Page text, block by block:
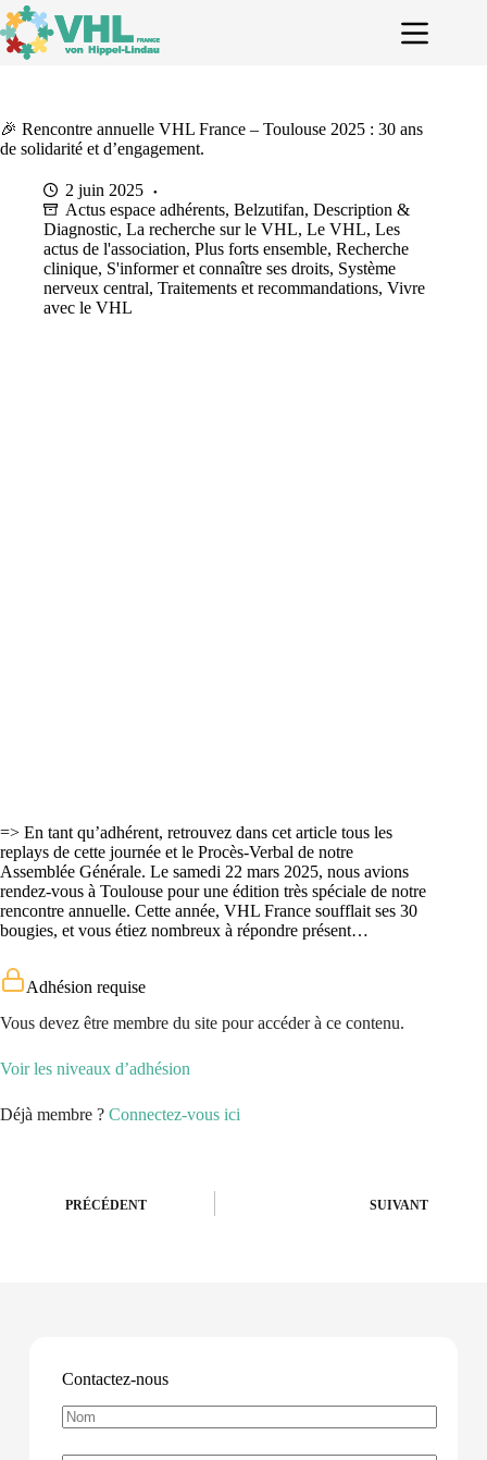
Passer
au
contenu
🎉 Rencontre annuelle VHL France – Toulouse 2025 : 30 ans
de solidarité et d’engagement.
2 juin 2025
Actus espace adhérents, Belzutifan, Description &
Diagnostic, La recherche sur le VHL, Le VHL, Les
actus de l'association, Plus forts ensemble, Recherche
clinique, S'informer et connaître ses droits, Système
nerveux central, Traitements et recommandations, Vivre
avec le VHL
=> En tant qu’adhérent, retrouvez dans cet article tous les
replays de cette journée et le Procès-Verbal de notre
Assemblée Générale. Le samedi 22 mars 2025, nous avions
rendez-vous à Toulouse pour une édition très spéciale de notre
rencontre annuelle. Cette année, VHL France soufflait ses 30
bougies, et vous étiez nombreux à répondre présent…
Adhésion requise
Vous devez être membre du site pour accéder à ce contenu.
Voir les niveaux d’adhésion
Déjà membre ? Connectez-vous ici
PRÉCÉDENT SUIVANT
Contactez-nous